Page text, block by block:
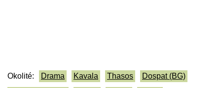
Okolité: Drama Kavala Thasos
Dospat (BG)